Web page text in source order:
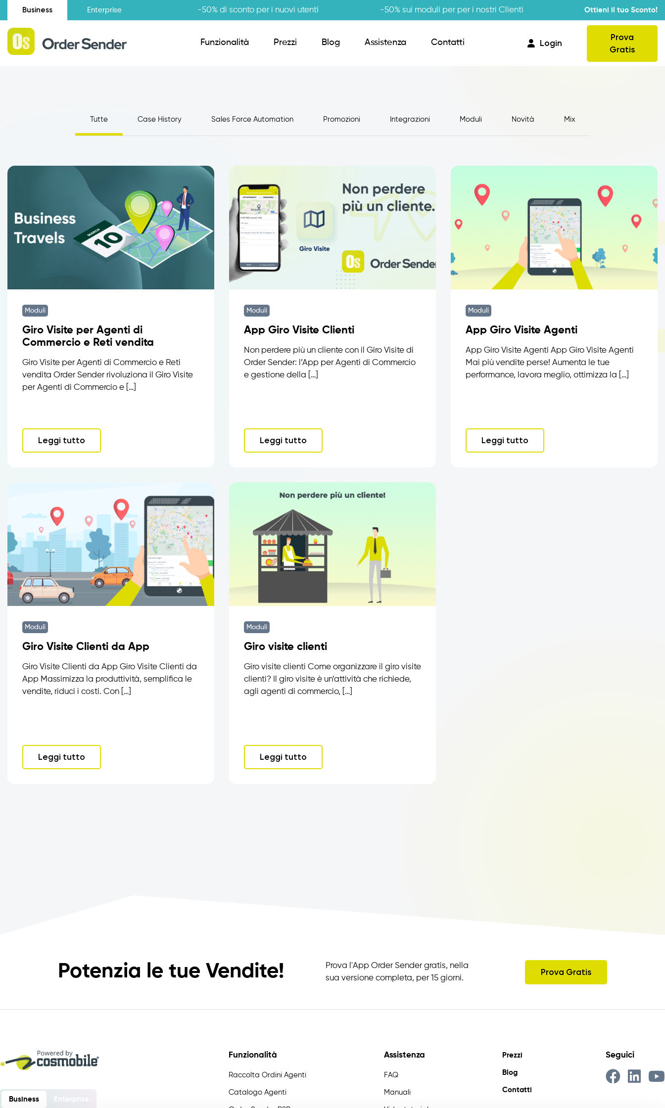
Business Enterprise -50% di sconto per i nuovi utenti -50% sui moduli per per i nostri Clienti Ottieni il tuo Sconto!
Funzionalità
Situazione amministrativa
Raccolta Ordini Agenti CRM Giro Visite
Provvigioni
Integrazione
Prezzi Blog Assistenza Contatti Login
Prova
Gratis
Tutte Case History Sales Force Automation Promozioni Integrazioni Moduli Novità Mix
Moduli
Giro Visite per Agenti di
Commercio e Reti vendita
Giro Visite per Agenti di Commercio e Reti
vendita Order Sender rivoluziona il Giro Visite
per Agenti di Commercio e […]
Leggi tutto
Moduli
App Giro Visite Clienti
Non perdere più un cliente con il Giro Visite di
Order Sender: l’App per Agenti di Commercio
e gestione della […]
Leggi tutto
Moduli
App Giro Visite Agenti
App Giro Visite Agenti App Giro Visite Agenti
Mai più vendite perse! Aumenta le tue
performance, lavora meglio, ottimizza la […]
Leggi tutto
Moduli
Giro Visite Clienti da App
Giro Visite Clienti da App Giro Visite Clienti da
App Massimizza la produttività, semplifica le
vendite, riduci i costi. Con […]
Leggi tutto
Moduli
Giro visite clienti
Giro visite clienti Come organizzare il giro visite
clienti? Il giro visite è un’attività che richiede,
agli agenti di commercio, […]
Leggi tutto
Potenzia le tue Vendite!
Prova l'App Order Sender gratis, nella
sua versione completa, per 15 giorni.
Prova Gratis
Business
Funzionalità
Raccolta Ordini Agenti
Catalogo Agenti
Assistenza
FAQ
Manuali
Prezzi
Blog
Contatti
Seguici